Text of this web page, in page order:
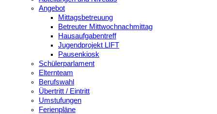
Angebot
Mittagsbetreuung
Betreuter Mittwochnachmittag
Hausaufgabentreff
Jugendprojekt LIFT
Pausenkiosk
Schülerparlament
Elternteam
Berufswahl
Übertritt / Eintritt
Umstufungen
Ferienpläne